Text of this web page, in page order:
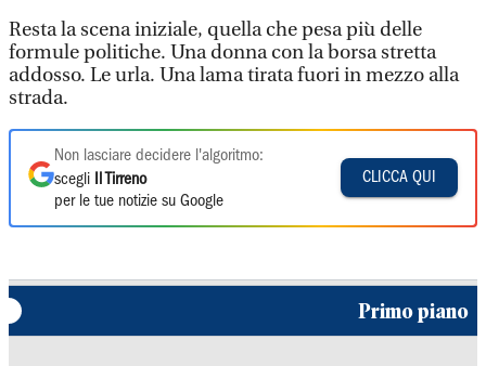
Resta la scena iniziale, quella che pesa più delle
formule politiche. Una donna con la borsa stretta
addosso. Le urla. Una lama tirata fuori in mezzo alla
strada.
Non lasciare decidere l'algoritmo:
scegli
Il Tirreno
per le tue notizie su Google
CLICCA QUI
Primo piano